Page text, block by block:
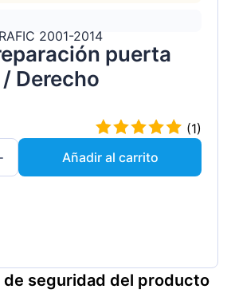
2001-2014
puerta
Derecho
(1)
Añadir al carrito
de seguridad del producto